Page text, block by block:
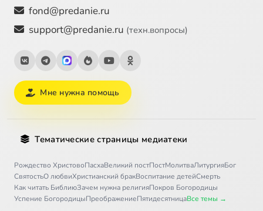
fond@predanie.ru
support@predanie.ru (техн.вопросы)
Мне нужна помощь
Тематические страницы медиатеки
Рождество ХристовоПасхаВеликий постПостМолитваЛитургияБог
СвятостьО любвиХристианский бракВоспитание детейСмерть
Как читать БиблиюЗачем нужна религияПокров Богородицы
Успение БогородицыПреображениеПятидесятницаВсе темы →